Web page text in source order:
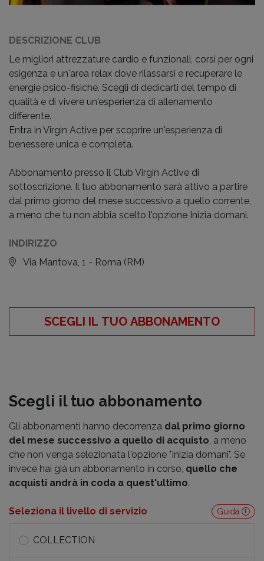
DESCRIZIONE CLUB
Le migliori attrezzature cardio e funzionali, corsi per ogni
esigenza e un'area relax dove rilassarsi e recuperare le
energie psico-fisiche. Scegli di dedicarti del tempo di
qualità e di vivere un'esperienza di allenamento
differente.
Entra in Virgin Active per scoprire un'esperienza di
benessere unica e completa.
Abbonamento presso il Club Virgin Active di
sottoscrizione. Il tuo abbonamento sarà attivo a partire
dal primo giorno del mese successivo a quello corrente,
a meno che tu non abbia scelto l'opzione Inizia domani.
INDIRIZZO
Via Mantova, 1 - Roma (RM)
SCEGLI IL TUO ABBONAMENTO
Scegli il tuo abbonamento
Gli abbonamenti hanno decorrenza dal primo giorno
del mese successivo a quello di acquisto, a meno
che non venga selezionata l'opzione "Inizia domani". Se
invece hai già un abbonamento in corso, quello che
acquisti andrà in coda a quest'ultimo.
Seleziona il livello di servizio Guida
COLLECTION